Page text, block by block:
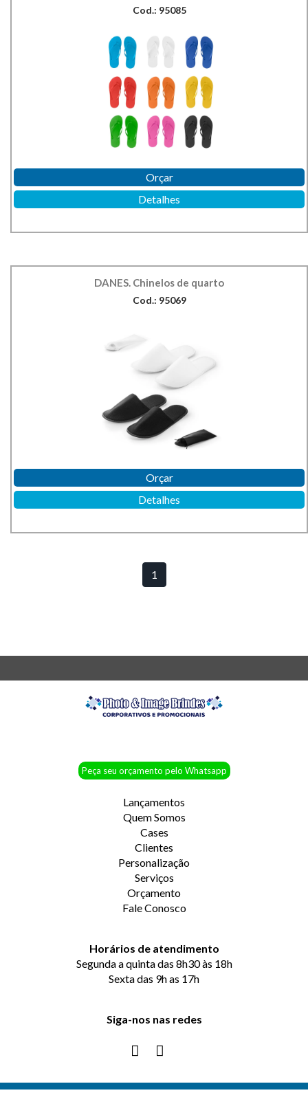
Cod.: 95085
Orçar
Detalhes
DANES. Chinelos de quarto
Cod.: 95069
Orçar
Detalhes
1
Peça seu orçamento pelo Whatsapp
Lançamentos
Quem Somos
Cases
Clientes
Personalização
Serviços
Orçamento
Fale Conosco
Horários de atendimento
Segunda a quinta das 8h30 às 18h
Sexta das 9h as 17h
Siga-nos nas redes